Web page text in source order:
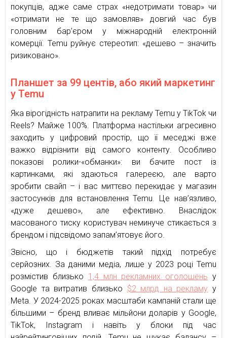
покупців, адже саме страх «недотримати товар» чи
«отримати не те що замовляв» довгий час був
головним бар’єром у міжнародній електронній
комерції. Temu руйнує стереотип: «дешево – значить
ризиковано».
Планшет за 99 центів, або який маркетинг
у Temu
Яка вірогідність натрапити на рекламу Temu у TikTok чи
Reels? Майже 100%. Платформа настільки агресивно
заходить у цифровий простір, що її меседжі вже
важко відрізнити від самого контенту. Особливо
показові ролики-«обманки»: ви бачите пост із
картинками, які здаються галереєю, але варто
зробити свайп – і вас миттєво перекидає у магазин
застосунків для встановлення Temu. Це нав’язливо,
«дуже дешево», але ефективно. Внаслідок
масованого тиску користувач неминуче стикається з
брендом і підсвідомо запам’ятовує його.
Звісно, що і бюджетів такий підхід потребує
серйозних. За даними медіа, лише у 2023 році Temu
розмістив близько 1,4 млн рекламних оголошень у
Google та витратив близько $2 млрд на рекламу у
Meta. У 2024-2025 роках масштаби кампаній стали ще
більшими – бренд вливає мільйони доларів у Google,
TikTok, Instagram і навіть у блоки під час